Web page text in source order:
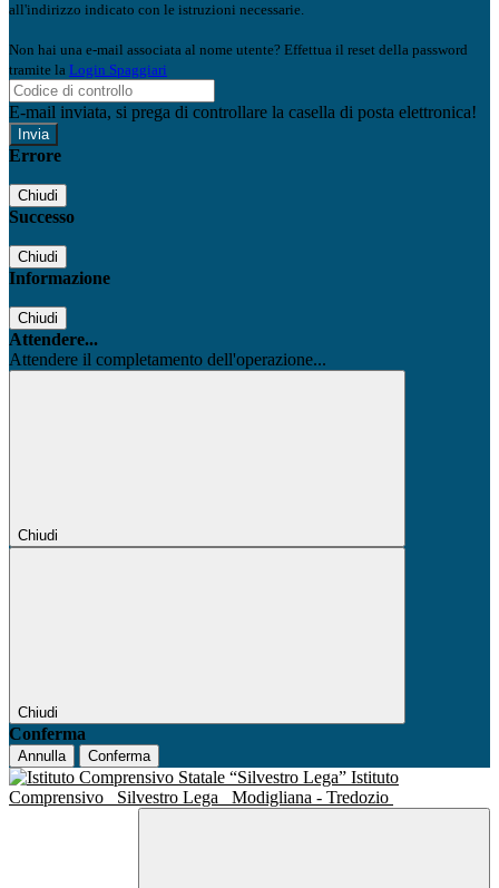
all'indirizzo indicato con le istruzioni necessarie.
Non hai una e-mail associata al nome utente? Effettua il reset della password
tramite la Login Spaggiari
E-mail inviata, si prega di controllare la casella di posta elettronica!
Errore
Chiudi
Successo
Chiudi
Informazione
Chiudi
Attendere...
Attendere il completamento dell'operazione...
Chiudi
Chiudi
Conferma
Annulla Conferma
Istituto
Comprensivo
Silvestro Lega Modigliana - Tredozio